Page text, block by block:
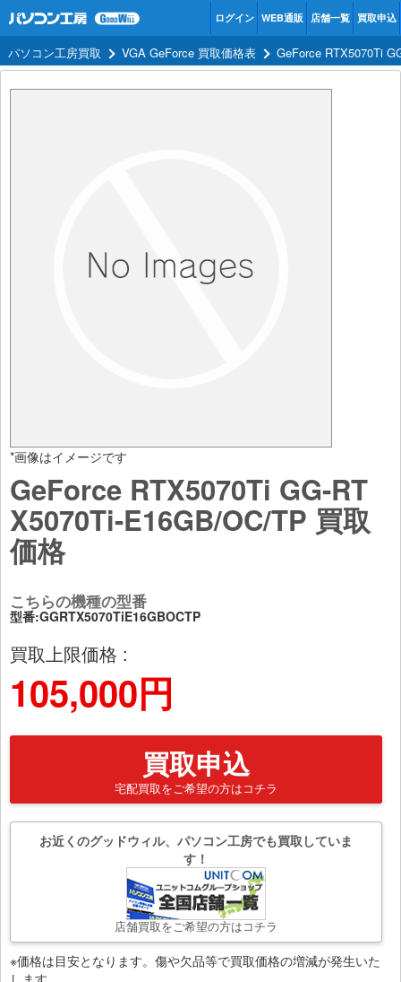
ログイン WEB通販 店舗一覧 買取申込
パソコン工房買取 VGA GeForce 買取価格表 GeForce RTX5070Ti
*画像はイメージです
GeForce RTX5070Ti GG-RT
X5070Ti-E16GB/OC/TP 買取
価格
こちらの機種の型番
型番:GGRTX5070TiE16GBOCTP
買取上限価格 :
105,000円
買取申込
宅配買取をご希望の方はコチラ
お近くのグッドウィル、パソコン工房でも買取していま
す！
店舗買取をご希望の方はコチラ
※価格は目安となります。傷や欠品等で買取価格の増減が発生いた
します。